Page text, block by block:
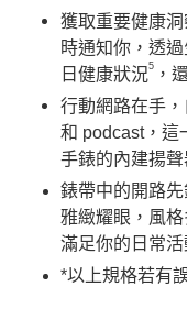
獲取重要健康
時通知你，透
日健康狀況5 ，
行動網路在手
和 podcast，這
手錶的內建揚
錶帶中的開路
雅緻耀眼，風
滿足你的日常活
​*以上規格若有